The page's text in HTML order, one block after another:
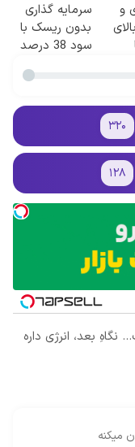
و
سرمایه گذاری
بدون ریسک با
سود 38 درصد
۳۲۰
۱۲۸
بعد، انرژی داره
میکنه